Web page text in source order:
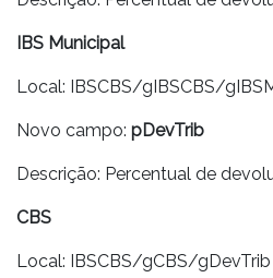
IBS Municipal
Local: IBSCBS/gIBSCBS/
Novo campo: pDevTrib
Descrição: Percentual de
CBS
Local: IBSCBS/gCBS/gDevTrib